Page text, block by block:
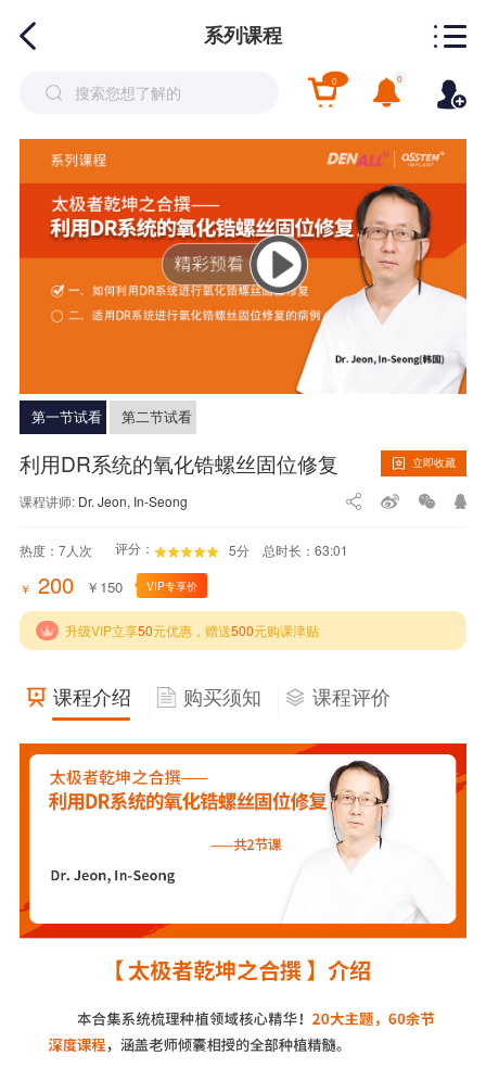
系列课程
0 0
第一节试看 第二节试看
利用DR系统的氧化锆螺丝固位修复 立即收藏
课程讲师: Dr. Jeon, In-Seong
热度： 7人次 评分： 5分 总时长：63:01
￥ 200 ￥ 150 VIP专享价
升级VIP立享50元优惠，赠送500元购课津贴
课程介绍 购买须知 课程评价